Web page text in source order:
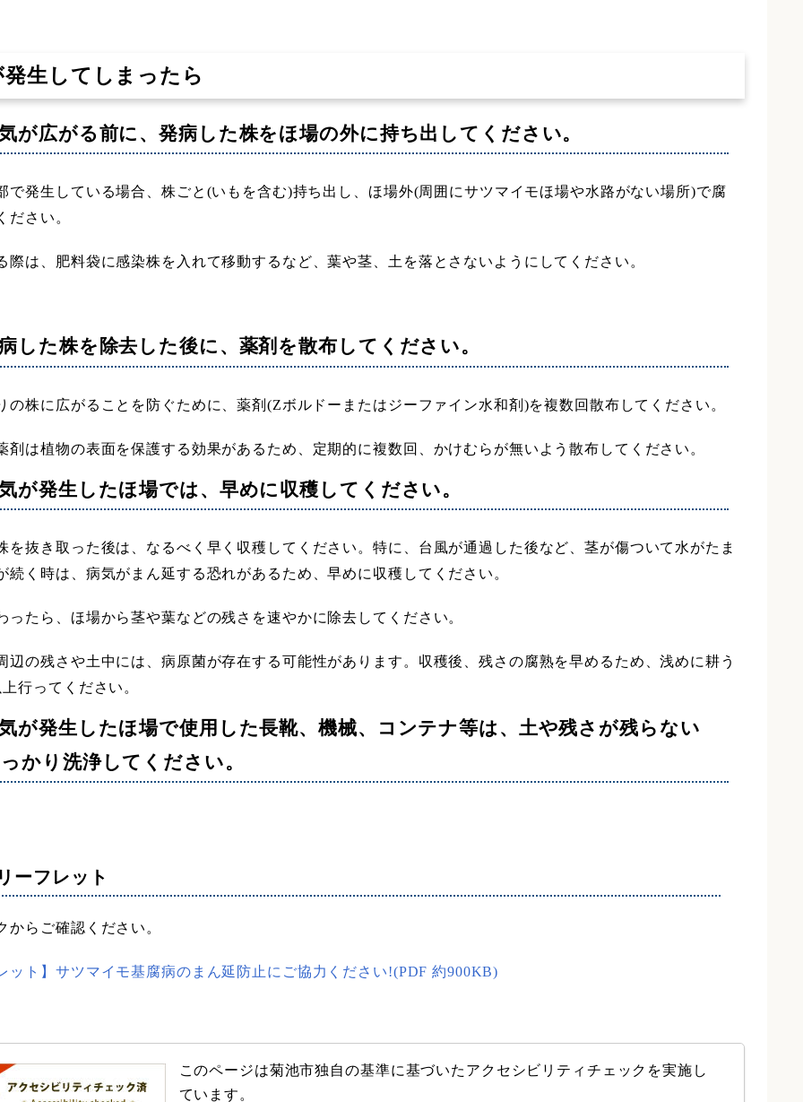
発生してしまったら
が広がる前に、発病した株をほ場の外に持ち出してください。
で発生している場合、株ごと(いもを含む)持ち出し、ほ場外(周囲にサツマイモほ場や水路がない場所)で腐
ださい。
は、肥料袋に感染株を入れて移動するなど、葉や茎、土を落とさないようにしてください。
した株を除去した後に、薬剤を散布してください。
の株に広がることを防ぐために、薬剤(Zボルドーまたはジーファイン水和剤)を複数回散布してください。
剤は植物の表面を保護する効果があるため、定期的に複数回、かけむらが無いよう散布してください。
が発生したほ場では、早めに収穫してください。
を抜き取った後は、なるべく早く収穫してください。特に、台風が通過した後など、茎が傷ついて水がたま
続く時は、病気がまん延する恐れがあるため、早めに収穫してください。
ったら、ほ場から茎や葉などの残さを速やかに除去してください。
辺の残さや土中には、病原菌が存在する可能性があります。収穫後、残さの腐熟を早めるため、浅めに耕う
行ってください。
が発生したほ場で使用した長靴、機械、コンテナ等は、土や残さが残らない
かり洗浄してください。
ーフレット
からご確認ください。
ット】サツマイモ基腐病のまん延防止にご協力ください!(PDF 約900KB)
このページは菊池市独自の基準に基づいたアクセシビリティチェックを実施し
ています。